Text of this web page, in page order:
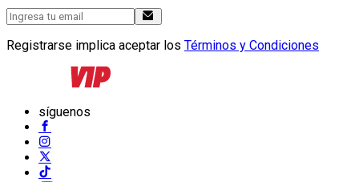
Registrarse implica aceptar los Términos y Condiciones
síguenos